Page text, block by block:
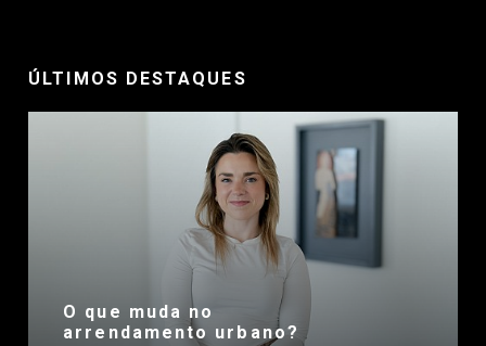
ÚLTIMOS DESTAQUES
O que muda no
arrendamento urbano?